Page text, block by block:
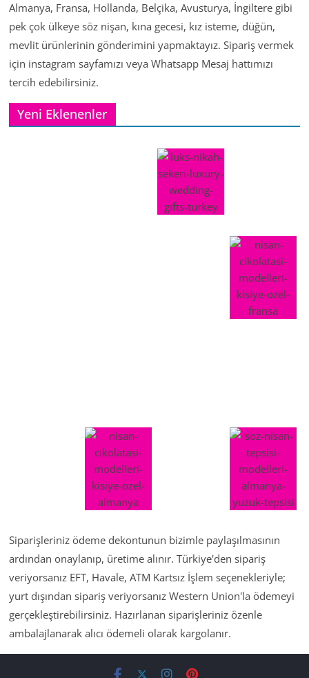
Almanya, Fransa, Hollanda, Belçika, Avusturya, İngiltere gibi
pek çok ülkeye söz nişan, kına gecesi, kız isteme, düğün,
mevlit ürünlerinin gönderimini yapmaktayız. Sipariş vermek
için instagram sayfamızı veya Whatsapp Mesaj hattımızı
tercih edebilirsiniz.
Yeni Eklenenler
Siparişleriniz ödeme dekontunun bizimle paylaşılmasının
ardından onaylanıp, üretime alınır. Türkiye'den sipariş
veriyorsanız EFT, Havale, ATM Kartsız İşlem seçenekleriyle;
yurt dışından sipariş veriyorsanız Western Union'la ödemeyi
gerçekleştirebilirsiniz. Hazırlanan siparişleriniz özenle
ambalajlanarak alıcı ödemeli olarak kargolanır.